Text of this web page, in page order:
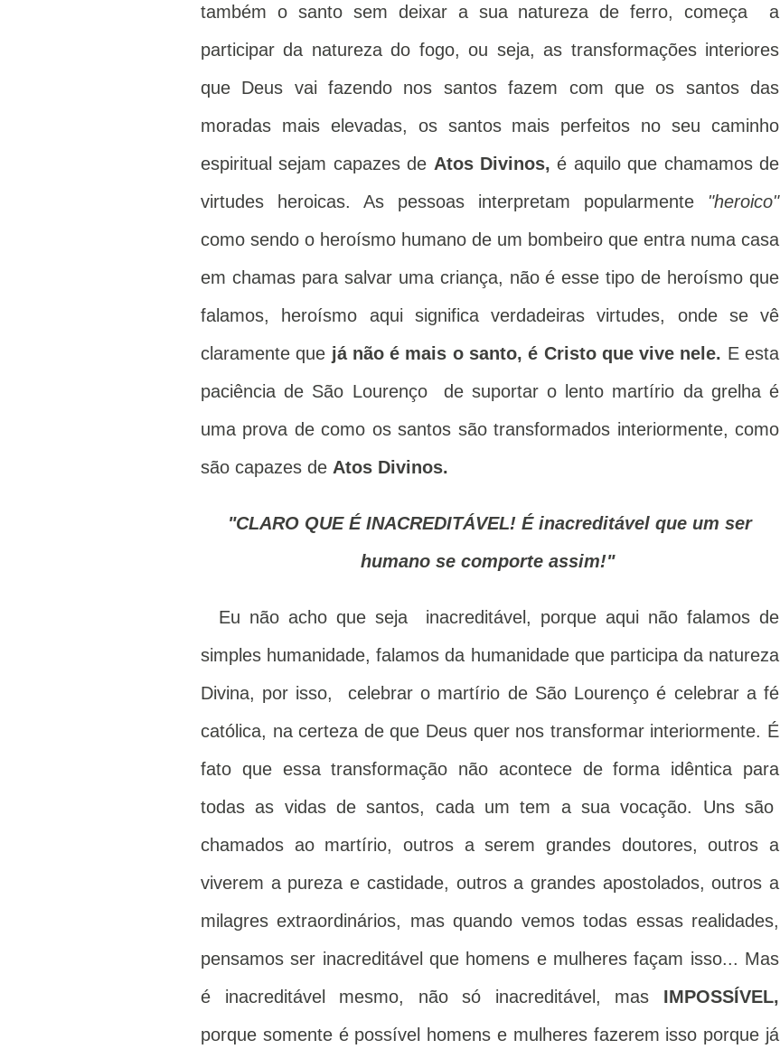
também o santo sem deixar a sua natureza de ferro, começa a
participar da natureza do fogo, ou seja, as transformações interiores
que Deus vai fazendo nos santos fazem com que os santos das
moradas mais elevadas, os santos mais perfeitos no seu caminho
espiritual sejam capazes de Atos Divinos, é aquilo que chamamos de
virtudes heroicas. As pessoas interpretam popularmente "heroico"
como sendo o heroísmo humano de um bombeiro que entra numa casa
em chamas para salvar uma criança, não é esse tipo de heroísmo que
falamos, heroísmo aqui significa verdadeiras virtudes, onde se vê
claramente que já não é mais o santo, é Cristo que vive nele. E esta
paciência de São Lourenço de suportar o lento martírio da grelha é
uma prova de como os santos são transformados interiormente, como
são capazes de Atos Divinos.
"CLARO QUE É INACREDITÁVEL! É inacreditável que um ser
humano se comporte assim!"
Eu não acho que seja inacreditável, porque aqui não falamos de
simples humanidade, falamos da humanidade que participa da natureza
Divina, por isso, celebrar o martírio de São Lourenço é celebrar a fé
católica, na certeza de que Deus quer nos transformar interiormente. É
fato que essa transformação não acontece de forma idêntica para
todas as vidas de santos, cada um tem a sua vocação. Uns são
chamados ao martírio, outros a serem grandes doutores, outros a
viverem a pureza e castidade, outros a grandes apostolados, outros a
milagres extraordinários, mas quando vemos todas essas realidades,
pensamos ser inacreditável que homens e mulheres façam isso... Mas
é inacreditável mesmo, não só inacreditável, mas IMPOSSÍVEL,
porque somente é possível homens e mulheres fazerem isso porque já